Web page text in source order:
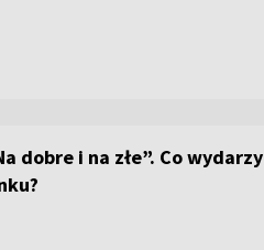
dobre i na złe”. Co wydarzy